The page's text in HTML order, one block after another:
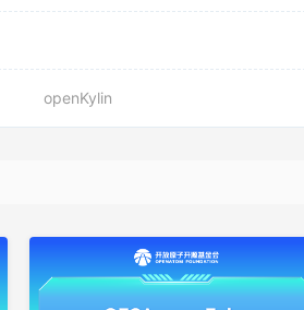
openKylin